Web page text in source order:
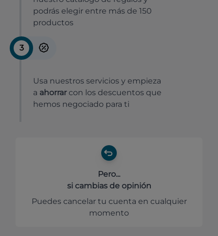
podrás elegir entre más de 150
productos
3
Usa nuestros servicios y empieza
a ahorrar con los descuentos que
hemos negociado para ti
Pero...
si cambias de opinión
Puedes cancelar tu cuenta en cualquier
momento